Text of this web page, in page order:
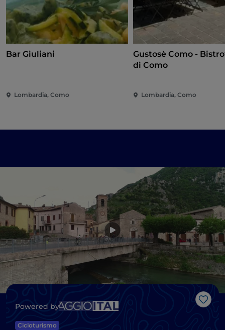
Bar Giuliani
Lombardia, Como
Gustosè Como -
di Como
Lombardia, Como
Like
Powered by
Cicloturismo